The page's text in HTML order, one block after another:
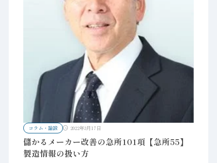
コラム・論説 2022年3月17日
儲かるメーカー改善の急所101項【急所55】
製造情報の扱い方